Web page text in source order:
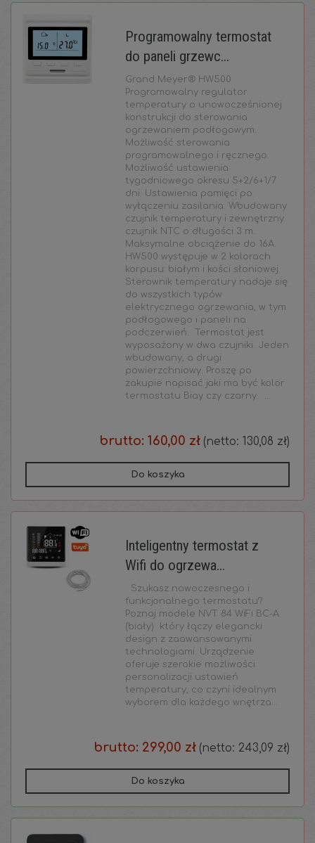
Programowalny termostat
do paneli grzewc...
Grand Meyer® HW500
Programowalny regulator
temperatury o unowocześnionej
konstrukcji do sterowania
ogrzewaniem podłogowym.
Możliwość sterowania
programowalnego i ręcznego.
Możliwość ustawienia
tygodniowego okresu 5+2/6+1/7
dni. Ustawienia pamięci po
wyłączeniu zasilania. Wbudowany
czujnik temperatury i zewnętrzny
czujnik NTC o długości 3 m.
Maksymalne obciążenie do 16A.
HW500 występuje w 2 kolorach
korpusu: białym i kości słoniowej.
Sterownik temperatury nadaje się
do wszystkich typów
elektrycznego ogrzewania, w tym
podłogowego i paneli na
podczerwień. Termostat jest
wyposażony w dwa czujniki. Jeden
wbudowany, a drugi
powierzchniowy. Proszę po
zakupie napisać jaki ma być kolor
termostatu Biay czy czarny. ...
brutto: 160,00 zł (netto: 130,08 zł)
Do koszyka
Inteligentny termostat z
Wifi do ogrzewa...
Szukasz nowoczesnego i
funkcjonalnego termostatu?
Poznaj modele NVT 84 WiFi BC-A
(biały) który łączy elegancki
design z zaawansowanymi
technologiami. Urządzenie
oferuje szerokie możliwości
personalizacji ustawień
temperatury, co czyni idealnym
wyborem dla każdego wnętrza....
brutto: 299,00 zł (netto: 243,09 zł)
Do koszyka